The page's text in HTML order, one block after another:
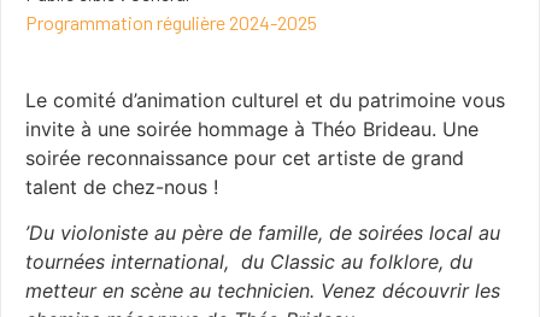
Programmation régulière 2024-2025
Le comité d’animation culturel et du patrimoine vous
invite à une soirée hommage à Théo Brideau. Une
soirée reconnaissance pour cet artiste de grand
talent de chez-nous !
’Du violoniste au père de famille, de soirées local au
tournées international, du Classic au folklore, du
metteur en scène au technicien. Venez découvrir les